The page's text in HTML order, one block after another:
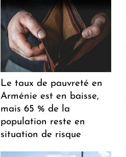
Le taux de pauvreté en
Arménie est en baisse,
mais 65 % de la
population reste en
situation de risque